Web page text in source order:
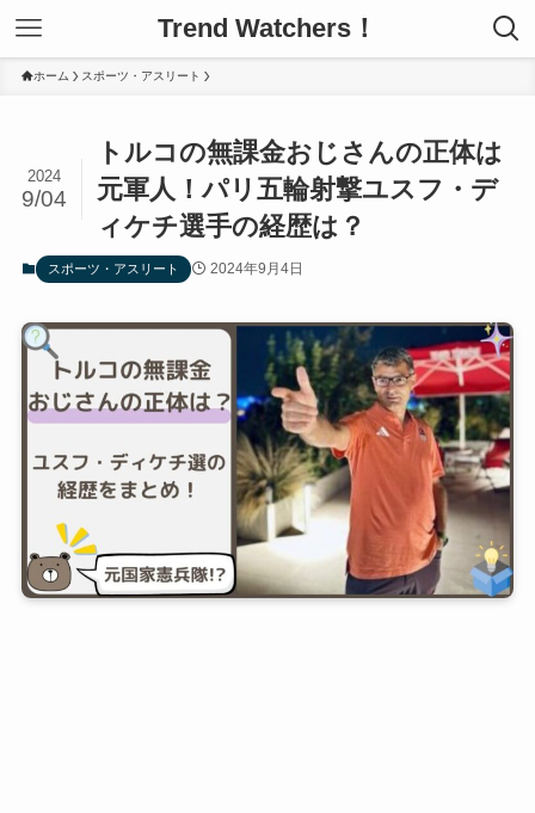
Trend Watchers！
ホーム スポーツ・アスリート
トルコの無課金おじさんの正体は
元軍人！パリ五輪射撃ユスフ・デ
ィケチ選手の経歴は？
2024
9/04
スポーツ・アスリート 2024年9月4日